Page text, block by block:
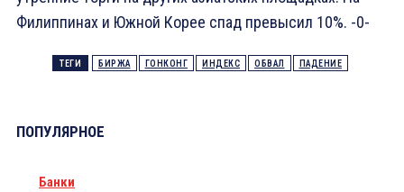
Филиппинах и Южной Корее спад превысил 10%. -0-
ТЕГИ БИРЖА ГОНКОНГ ИНДЕКС ОБВАЛ ПАДЕНИЕ
ПОПУЛЯРНОЕ
Банки